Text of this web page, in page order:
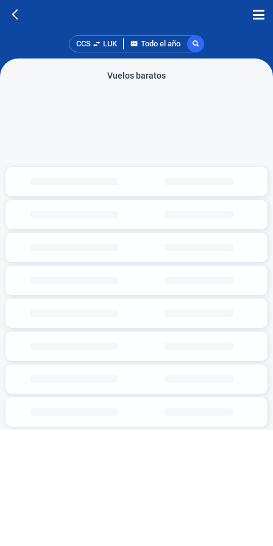
CCS LUK Todo el año
Vuelos baratos